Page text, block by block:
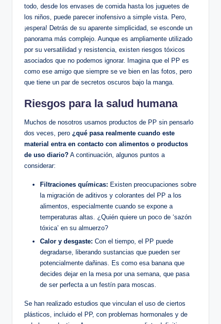
todo, desde los envases de comida hasta los juguetes de
los niños, puede parecer inofensivo a simple vista. Pero,
¡espera! Detrás de su aparente simplicidad, se esconde un
panorama más complejo. Aunque es ampliamente utilizado
por su versatilidad y resistencia, existen riesgos tóxicos
asociados que no podemos ignorar. Imagina que el PP es
como ese amigo que siempre se ve bien en las fotos, pero
que tiene un par de secretos oscuros bajo la manga.
Riesgos para la salud humana
Muchos de nosotros usamos productos de PP sin pensarlo
dos veces, pero ¿qué pasa realmente cuando este
material entra en contacto con alimentos o productos
de uso diario? A continuación, algunos puntos a
considerar:
Filtraciones químicas: Existen preocupaciones sobre
la migración de aditivos y colorantes del PP a los
alimentos, especialmente cuando se expone a
temperaturas altas. ¿Quién quiere un poco de ‘sazón
tóxica’ en su almuerzo?
Calor y desgaste: Con el tiempo, el PP puede
degradarse, liberando sustancias que pueden ser
potencialmente dañinas. Es como esa banana que
decides dejar en la mesa por una semana, que pasa
de ser perfecta a un festín para moscas.
Se han realizado estudios que vinculan el uso de ciertos
plásticos, incluido el PP, con problemas hormonales y de